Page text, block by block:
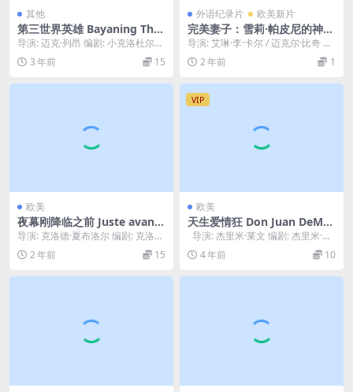
其他
第三世界英雄 Bayaning Thir
d World (2000)
导演: 迈克·列昂 编剧: 小克洛杜尔多
·德尔蒙多 / 迈克·列昂 主演: 里基...
3 年前 15
外语纪录片 欧美新片
完美妻子：雪莉·帕皮尼的神秘
失踪事件 Perfect Wife: The
Mysterious Disappearance
of Sherri Papini (2024)
导演: 艾琳·李·卡尔 / 迈克尔·比奇 类
型: 纪录片 制片国家/地区: 美国...
2 年前 1
欧美
夜幕刚降临之前 Juste avant l
a nuit.1971
导演: 克洛德·夏布洛尔 编剧: 克洛德
·夏布洛尔 主演: 斯特凡·奥德朗 / ...
2 年前 15
VIP
欧美
天生爱情狂 Don Juan DeMar
co (1994)
导演: 杰里米·莱文 编剧: 杰里米·莱
文 / 拜伦 主演: 约翰...
4 年前 10